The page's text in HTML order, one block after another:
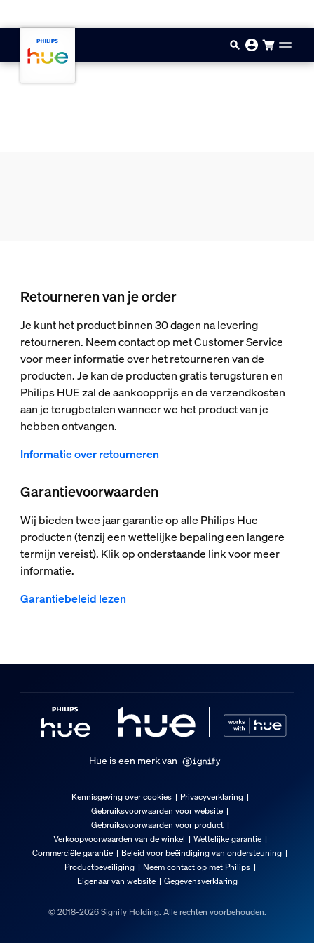
Retourneren van je order
Je kunt het product binnen 30 dagen na levering
retourneren. Neem contact op met Customer Service
voor meer informatie over het retourneren van de
producten. Je kan de producten gratis terugsturen en
Philips HUE zal de aankoopprijs en de verzendkosten
aan je terugbetalen wanneer we het product van je
hebben ontvangen.
Informatie over retourneren
Garantievoorwaarden
Wij bieden twee jaar garantie op alle Philips Hue
producten (tenzij een wettelijke bepaling een langere
termijn vereist). Klik op onderstaande link voor meer
informatie.
Garantiebeleid lezen
Hue is een merk van
Kennisgeving over cookies
Privacyverklaring
Gebruiksvoorwaarden voor website
Gebruiksvoorwaarden voor product
Verkoopvoorwaarden van de winkel
Wettelijke garantie
Commerciële garantie
Beleid voor beëindiging van ondersteuning
Productbeveiliging
Neem contact op met Philips
Eigenaar van website
Gegevensverklaring
© 2018-2026 Signify Holding. Alle rechten voorbehouden.